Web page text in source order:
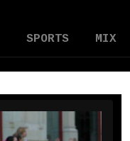
SPORTS MIX